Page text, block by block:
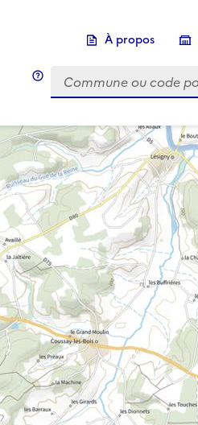
À propos
Choix d'une commune
Infobulle